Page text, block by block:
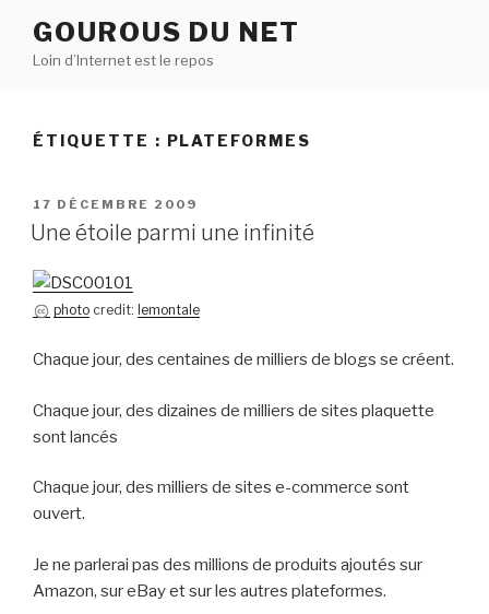
contenu
GOUROUS DU NET
Loin d’Internet est le repos
ÉTIQUETTE : PLATEFORMES
PUBLIÉ
LE
17 DÉCEMBRE 2009
Une étoile parmi une infinité
photo credit: lemontale
Chaque jour, des centaines de milliers de blogs se créent.
Chaque jour, des dizaines de milliers de sites plaquette
sont lancés
Chaque jour, des milliers de sites e-commerce sont
ouvert.
Je ne parlerai pas des millions de produits ajoutés sur
Amazon, sur eBay et sur les autres plateformes.